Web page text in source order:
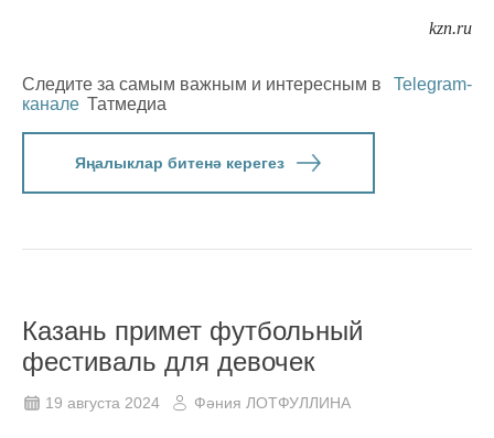
kzn.ru
Следите за самым важным и интересным в
Telegram-
канале Татмедиа
Яңалыклар битенә керегез
Казань примет футбольный
фестиваль для девочек
19 августа 2024 Фәния ЛОТФУЛЛИНА